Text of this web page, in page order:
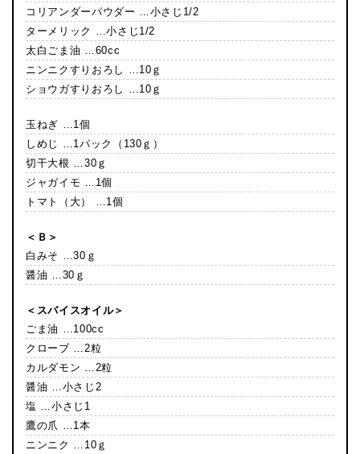
コリアンダーパウダー …小さじ1/2
ターメリック …小さじ1/2
太白ごま油 …60cc
ニンニクすりおろし …10ｇ
ショウガすりおろし …10ｇ
玉ねぎ …1個
しめじ …1パック（130ｇ）
切干大根 …30ｇ
ジャガイモ …1個
トマト（大） …1個
＜Ｂ＞
白みそ …30ｇ
醤油 …30ｇ
＜スパイスオイル＞
ごま油 …100cc
クローブ …2粒
カルダモン …2粒
醤油 …小さじ2
塩 …小さじ1
鷹の爪 …1本
ニンニク …10ｇ